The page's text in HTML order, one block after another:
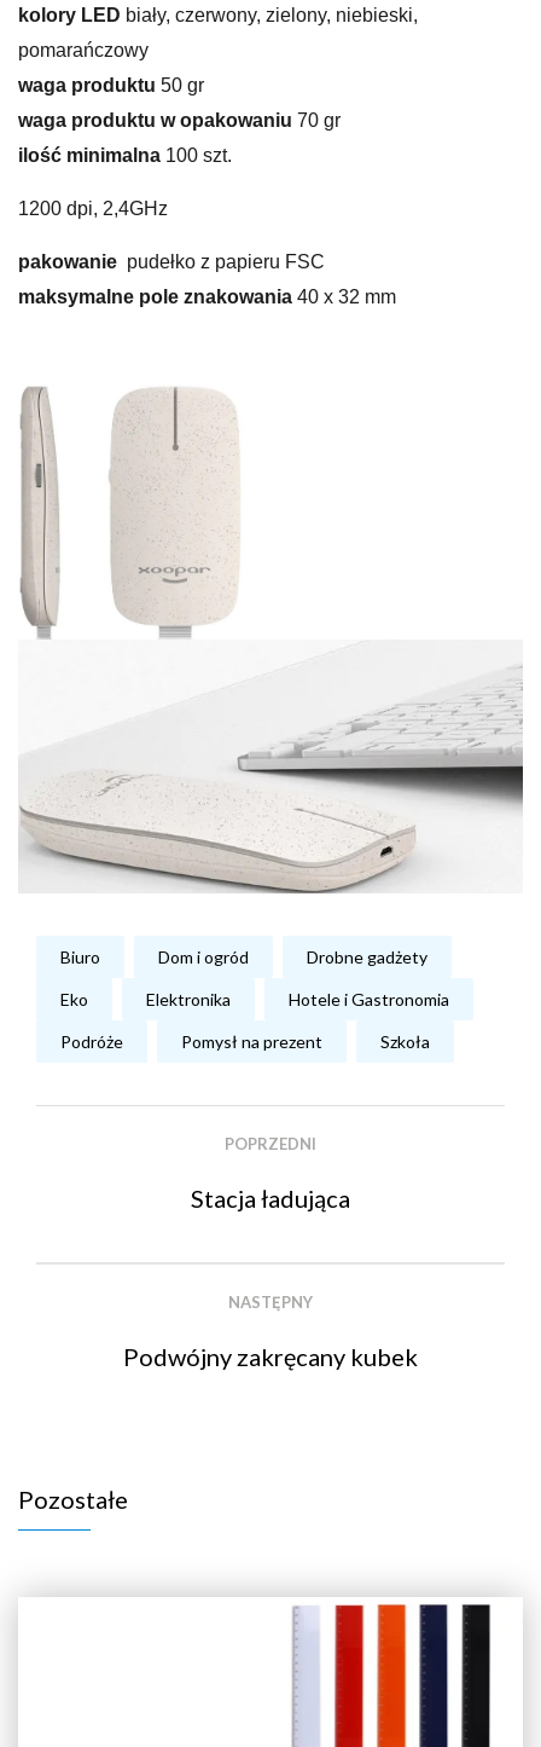
kolory LED biały, czerwony, zielony, niebieski,
pomarańczowy
waga produktu 50 gr
waga produktu w opakowaniu 70 gr
ilość minimalna 100 szt.
1200 dpi, 2,4GHz
pakowanie pudełko z papieru FSC
maksymalne pole znakowania 40 x 32 mm
Biuro Dom i ogród Drobne gadżety
Eko Elektronika Hotele i Gastronomia
Podróże Pomysł na prezent Szkoła
POPRZEDNI
Stacja ładująca
NASTĘPNY
Podwójny zakręcany kubek
Pozostałe